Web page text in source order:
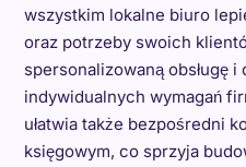
wszystkim lokalne biuro
oraz potrzeby swoich
spersonalizowaną obsługę
indywidualnych wymagań
ułatwia także bezpośredni
księgowym, co sprzyja